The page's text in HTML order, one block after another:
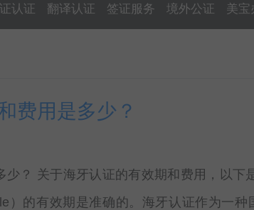
认证 翻译认证 签证服务 境外公证 美宝
费用是多少？
少？ 关于海牙认证的有效期和费用，以下
）的有效期是准确的。海牙认证作为一